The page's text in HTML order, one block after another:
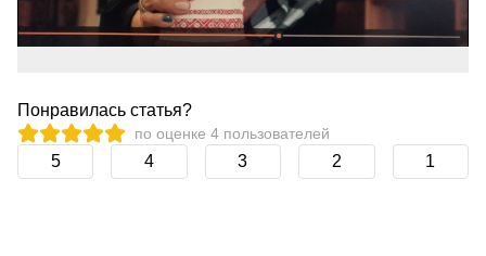
Понравилась статья?
по оценке 4 пользователей
5 4 3 2 1